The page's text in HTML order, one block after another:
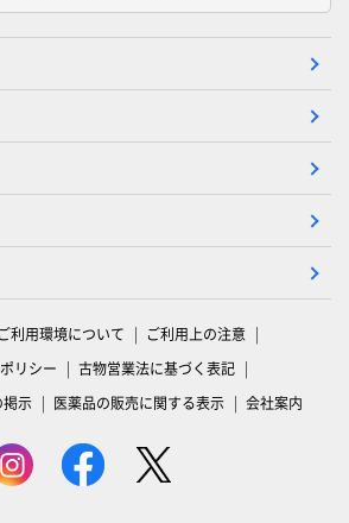
ご利用環境について
ご利用上の注意
リシー
古物営業法に基づく表記
示
医薬品の販売に関する表示 会社案内